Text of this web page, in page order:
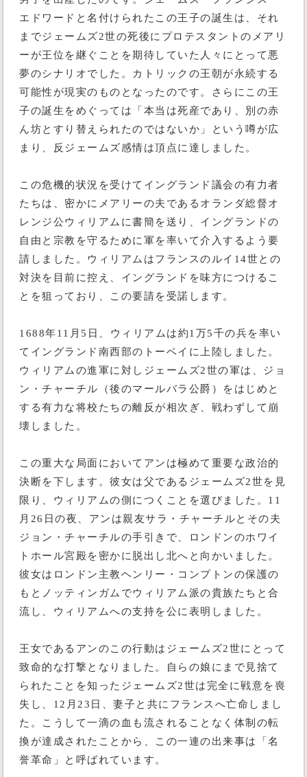
エドワードと名付けられたこの王子の誕生は、それ
までジェームズ2世の死後にプロテスタントのメアリ
ーが王位を継ぐことを期待していた人々にとって悪
夢のシナリオでした。カトリックの王朝が永続する
可能性が現実のものとなったのです。さらにこの王
子の誕生をめぐっては「本当は死産であり、別の赤
ん坊とすり替えられたのではないか」という噂が広
まり、反ジェームズ感情は頂点に達しました。
この危機的状況を受けてイングランド議会の有力者
たちは、密かにメアリーの夫であるオランダ総督オ
レンジ公ウィリアムに書簡を送り、イングランドの
自由と宗教を守るために軍を率いて介入するよう要
請しました。ウィリアムはフランスのルイ14世との
対決を目前に控え、イングランドを味方につけるこ
とを狙っており、この要請を受諾します。
1688年11月5日、ウィリアムは約1万5千の兵を率い
てイングランド南西部のトーベイに上陸しました。
ウィリアムの進軍に対しジェームズ2世の軍は、ジョ
ン・チャーチル（後のマールバラ公爵）をはじめと
する有力な将校たちの離反が相次ぎ、戦わずして崩
壊しました。
この重大な局面においてアンは極めて重要な政治的
決断を下します。彼女は父であるジェームズ2世を見
限り、ウィリアムの側につくことを選びました。11
月26日の夜、アンは親友サラ・チャーチルとその夫
ジョン・チャーチルの手引きで、ロンドンのホワイ
トホール宮殿を密かに脱出し北へと向かいました。
彼女はロンドン主教ヘンリー・コンプトンの保護の
もとノッティンガムでウィリアム派の貴族たちと合
流し、ウィリアムへの支持を公に表明しました。
王女であるアンのこの行動はジェームズ2世にとって
致命的な打撃となりました。自らの娘にまで見捨て
られたことを知ったジェームズ2世は完全に戦意を喪
失し、12月23日、妻子と共にフランスへ亡命しまし
た。こうして一滴の血も流されることなく体制の転
換が達成されたことから、この一連の出来事は「名
誉革命」と呼ばれています。